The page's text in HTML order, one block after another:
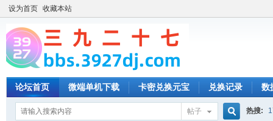
设为首页 收藏本站
论坛首页 微端单机下载 卡密兑换元宝 兑换记录 数
帖子 热搜: